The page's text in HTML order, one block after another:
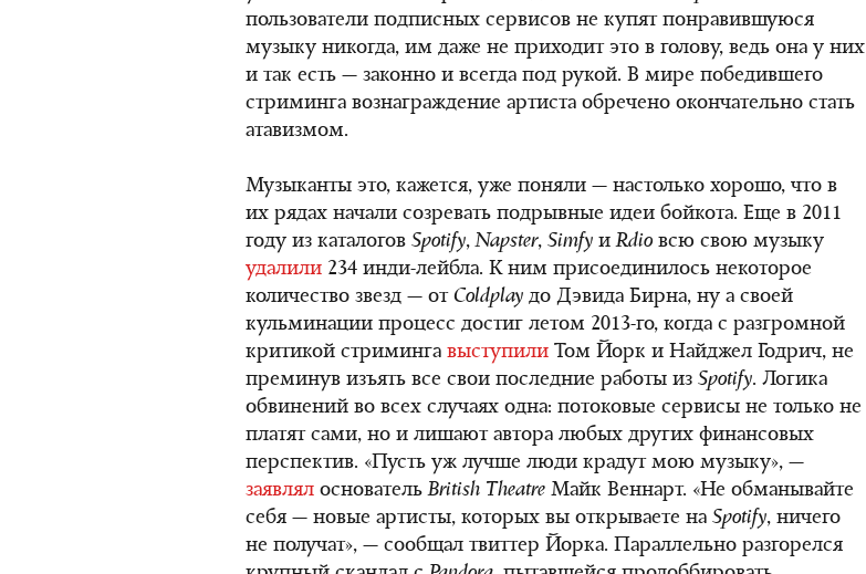
пользователи подписных сервисов не купят понравившуюся
музыку никогда, им даже не приходит это в голову, ведь она у них
и так есть — законно и всегда под рукой. В мире победившего
стриминга вознаграждение артиста обречено окончательно стать
атавизмом.
Музыканты это, кажется, уже поняли — настолько хорошо, что в
их рядах начали созревать подрывные идеи бойкота. Еще в 2011
году из каталогов Spotify,Napster, Simfy иRdio всю свою музыку
удалили 234 инди-лейбла. К ним присоединилось некоторое
количество звезд — от Coldplay до Дэвида Бирна, ну а своей
кульминации процесс достиг летом 2013-го, когда с разгромной
критикой стриминга выступили Том Йорк и Найджел Годрич, не
преминув изъять все свои последние работы из Spotify. Логика
обвинений во всех случаях одна: потоковые сервисы не только не
платят сами, но и лишают автора любых других финансовых
перспектив. «Пусть уж лучше люди крадут мою музыку», —
заявлял основательBritish Theatre Майк Веннарт. «Не обманывайте
себя — новые артисты, которых вы открываете на Spotify, ничего
не получат», — сообщал твиттер Йорка. Параллельно разгорелся